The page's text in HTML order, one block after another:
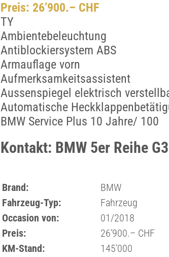
Preis: 26’900.– CHF
TY
Ambientebeleuchtung
Antiblockiersystem ABS
Armauflage vorn
Aufmerksamkeitsassistent
Aussenspiegel elektrisch
Automatische
BMW Service Plus 10 Jahre/ 100
Kontakt: BMW 5er Reihe
Brand:
BMW
Fahrzeug-Typ:
Fahrzeug
Occasion von:
01/2018
Preis:
26’900.– CHF
KM-Stand:
145’000